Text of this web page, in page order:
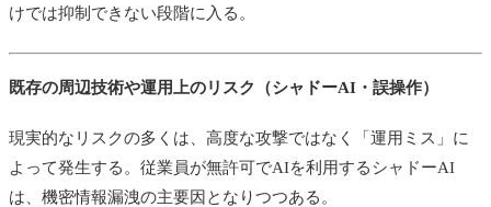
けでは抑制できない段階に入る。
既存の周辺技術や運用上のリスク（シャドーAI・誤操作）
現実的なリスクの多くは、高度な攻撃ではなく「運用ミス」に
よって発生する。従業員が無許可でAIを利用するシャドーAI
は、機密情報漏洩の主要因となりつつある。